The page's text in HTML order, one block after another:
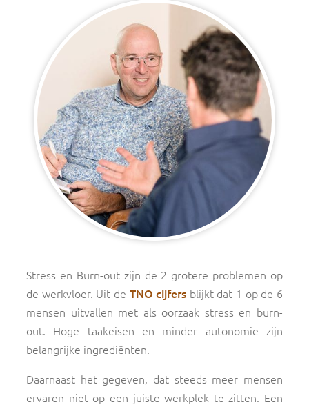
Stress en Burn-out zijn de 2 grotere problemen op
de werkvloer. Uit de TNO cijfers blijkt dat 1 op de 6
mensen uitvallen met als oorzaak stress en burn-
out. Hoge taakeisen en minder autonomie zijn
belangrijke ingrediënten.
Daarnaast het gegeven, dat steeds meer mensen
ervaren niet op een juiste werkplek te zitten. Een